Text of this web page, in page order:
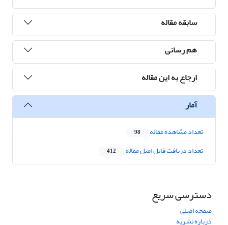
سابقه مقاله
هم رسانی
ارجاع به این مقاله
آمار
تعداد مشاهده مقاله 98
تعداد دریافت فایل اصل مقاله 412
دسترسی سریع
صفحه اصلی
درباره نشریه